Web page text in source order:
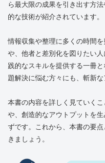
ら最大限の成果を引き出す方
的な技術が紹介されています。
情報収集や整理に多くの時間
や、他者と差別化を図りたい
践的なスキルを提供する一冊
題解決に悩む方々にも、斬新
本書の内容を詳しく見ていく
や、創造的なアウトプットを
ずです。これから、本書の要
きましょう。